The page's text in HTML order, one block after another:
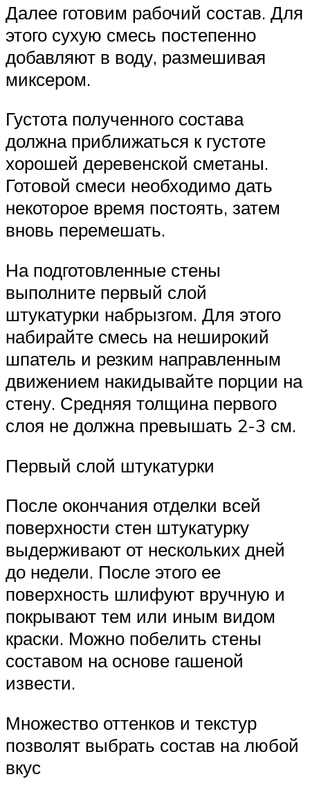
Далее готовим рабочий состав. Для
этого сухую смесь постепенно
добавляют в воду, размешивая
миксером.
Густота полученного состава
должна приближаться к густоте
хорошей деревенской сметаны.
Готовой смеси необходимо дать
некоторое время постоять, затем
вновь перемешать.
На подготовленные стены
выполните первый слой
штукатурки набрызгом. Для этого
набирайте смесь на неширокий
шпатель и резким направленным
движением накидывайте порции на
стену. Средняя толщина первого
слоя не должна превышать 2-3 см.
Первый слой штукатурки
После окончания отделки всей
поверхности стен штукатурку
выдерживают от нескольких дней
до недели. После этого ее
поверхность шлифуют вручную и
покрывают тем или иным видом
краски. Можно побелить стены
составом на основе гашеной
извести.
Множество оттенков и текстур
позволят выбрать состав на любой
вкус